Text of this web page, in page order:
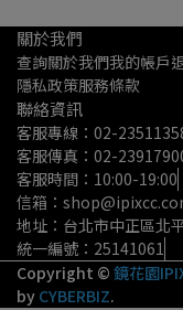
關於我們
查詢關於我們我的帳戶
隱私政策服務條款
聯絡資訊
客服專線：02-
客服傳真：02-
客服時間：10:00-19:00
信箱：
地址：台北市中正區北
統一編號：25141061
Copyright © 鏡花園
by CYBERBIZ.